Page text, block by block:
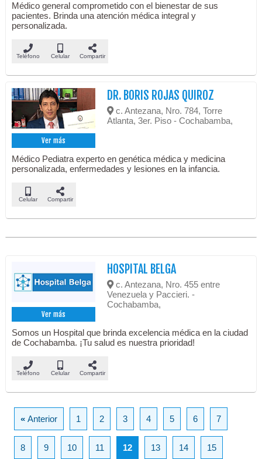
Médico general comprometido con el bienestar de sus
pacientes. Brinda una atención médica integral y
personalizada.
Teléfono Celular Compartir
Ver más
DR. BORIS ROJAS QUIROZ
c. Antezana, Nro. 784, Torre
Atlanta, 3er. Piso - Cochabamba,
Médico Pediatra experto en genética médica y medicina
personalizada, enfermedades y lesiones en la infancia.
Celular Compartir
Ver más
HOSPITAL BELGA
c. Antezana, Nro. 455 entre
Venezuela y Paccieri. -
Cochabamba,
Somos un Hospital que brinda excelencia médica en la ciudad
de Cochabamba. ¡Tu salud es nuestra prioridad!
Teléfono Celular Compartir
«Anterior 1 2 3 4 5 6 7
8 9 10 11 12 13 14 15